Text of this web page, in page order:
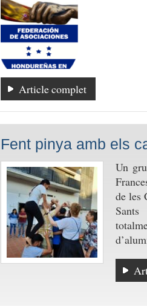
Article complet
Fent pinya amb els
Un
de les